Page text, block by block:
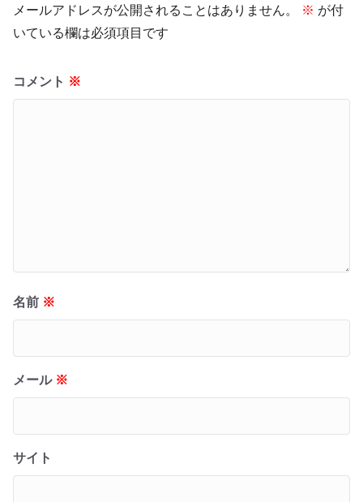
メールアドレスが公開されることはありません。 ※ が付
いている欄は必須項目です
コメント ※
名前 ※
メール ※
サイト